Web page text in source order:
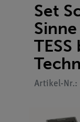
Set
Artikel-Nr.: